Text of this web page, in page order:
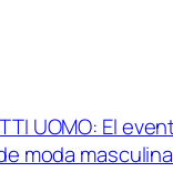
UOMO: El
moda